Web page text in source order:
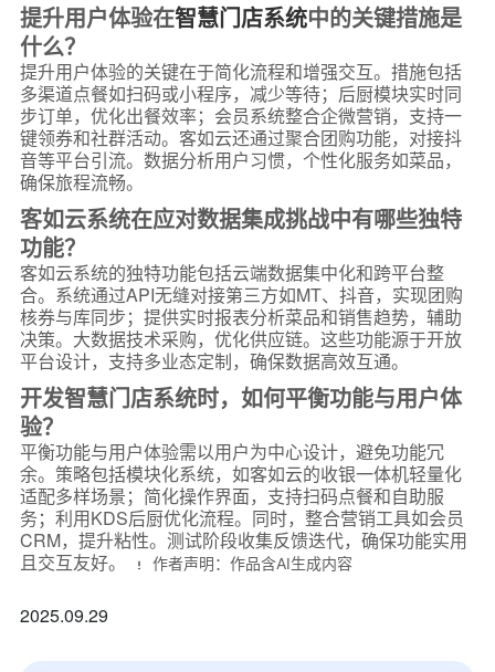
提升用户体验在智慧门店系统中的关键措施是
什么？
提升用户体验的关键在于简化流程和增强交互。措施包括
多渠道点餐如扫码或小程序，减少等待；后厨模块实时同
步订单，优化出餐效率；会员系统整合企微营销，支持一
键领券和社群活动。客如云还通过聚合团购功能，对接抖
音等平台引流。数据分析用户习惯，个性化服务如菜品，
确保旅程流畅。
客如云系统在应对数据集成挑战中有哪些独特
功能？
客如云系统的独特功能包括云端数据集中化和跨平台整
合。系统通过API无缝对接第三方如MT、抖音，实现团购
核券与库同步；提供实时报表分析菜品和销售趋势，辅助
决策。大数据技术采购，优化供应链。这些功能源于开放
平台设计，支持多业态定制，确保数据高效互通。
开发智慧门店系统时，如何平衡功能与用户体
验？
平衡功能与用户体验需以用户为中心设计，避免功能冗
余。策略包括模块化系统，如客如云的收银一体机轻量化
适配多样场景；简化操作界面，支持扫码点餐和自助服
务；利用KDS后厨优化流程。同时，整合营销工具如会员
CRM，提升粘性。测试阶段收集反馈迭代，确保功能实用
且交互友好。
作者声明：作品含AI生成内容
2025.09.29
*联系方式